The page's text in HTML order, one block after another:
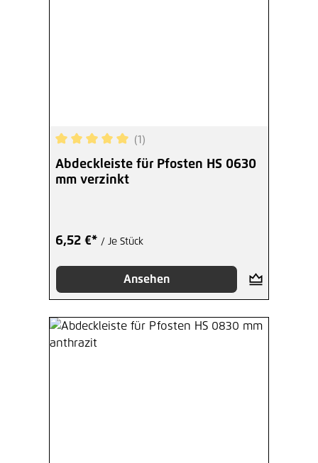
Durchschnittliche Bewertung von 5 von 5
(1)
Abdeckleiste für Pfosten HS 0630
mm verzinkt
6,52 €* / Je Stück
Ansehen